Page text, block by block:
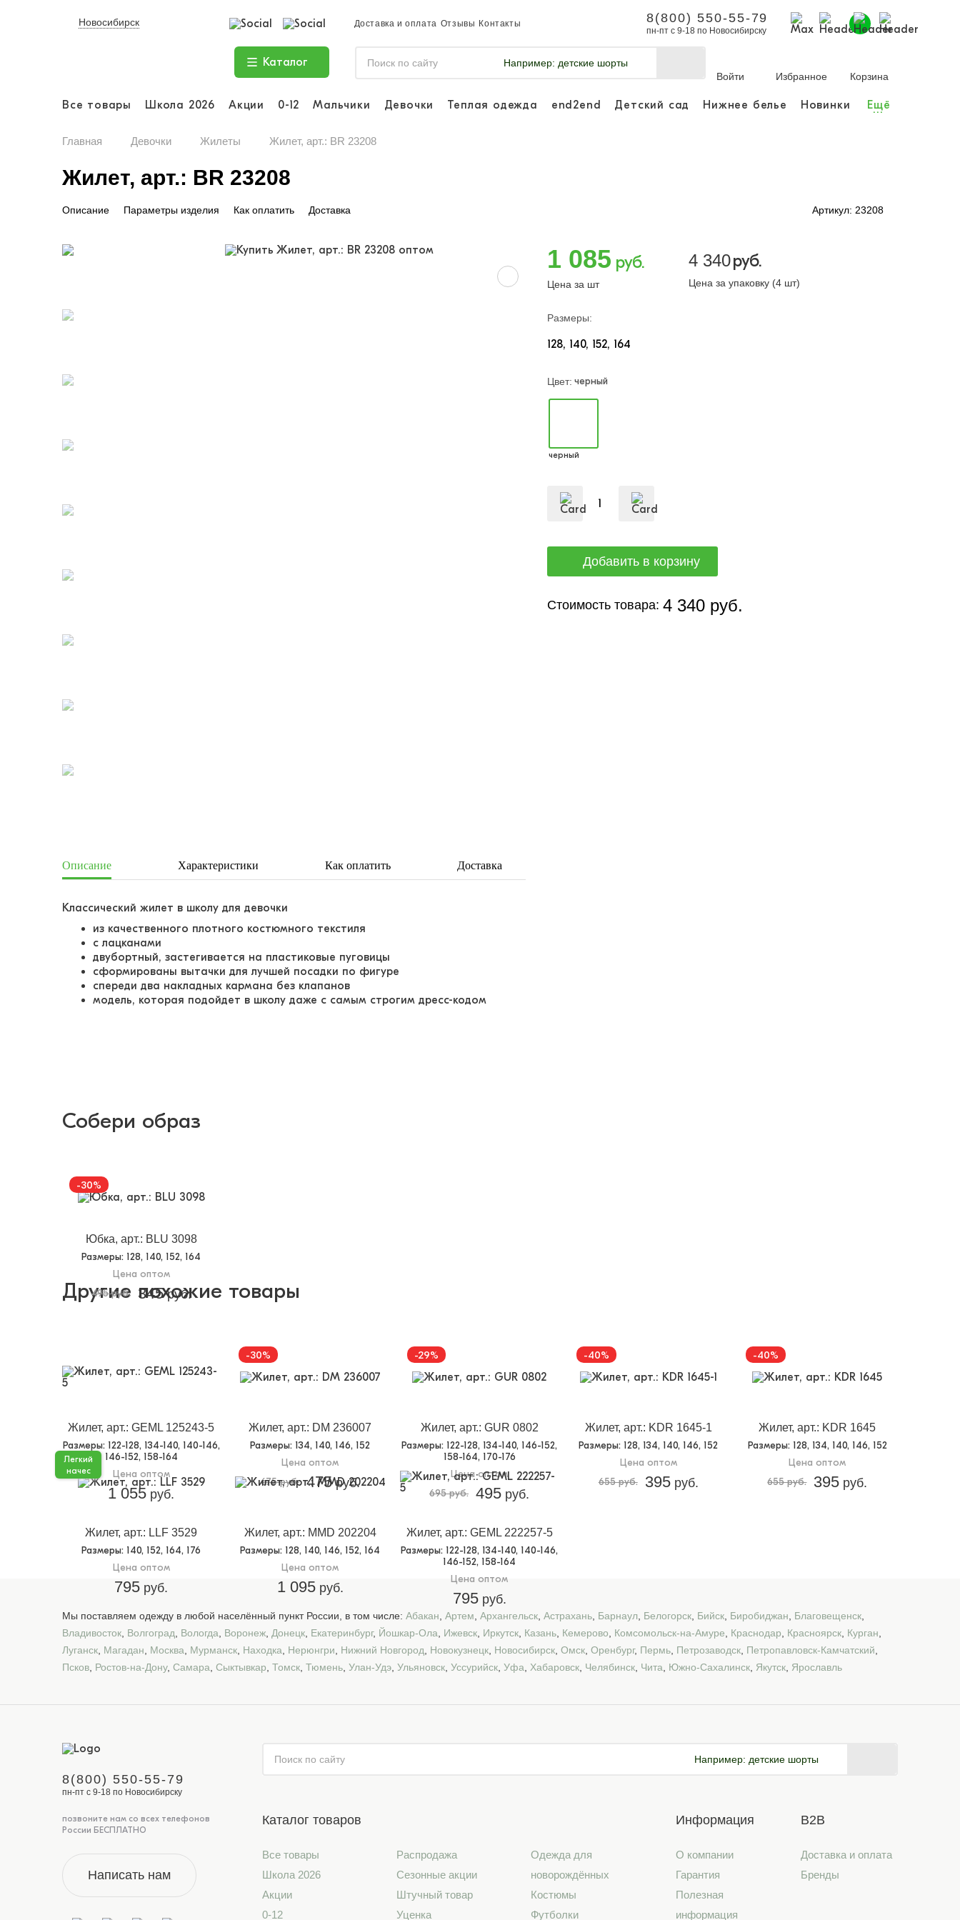
Новосибирск Доставка и оплата Отзывы Контакты 8(800) 550-55-79
пн-пт с 9-18 по Новосибирску
Каталог Например: детские шорты
Войти
Избранное Корзина
Все товары Школа 2026 Акции 0-12 Мальчики Девочки Теплая одежда end2end Детский сад Нижнее белье Новинки Ещё
...
Главная Девочки Жилеты Жилет, арт.: BR 23208
Жилет, арт.: BR 23208
Описание Параметры изделия Как оплатить Доставка Артикул: 23208
1 085 руб.
Цена за шт
4 340руб.
Цена за упаковку (4 шт)
Размеры:
128 140 152 164
Цвет: черный
черный
Стоимость товара: 4 340 руб.
Описание Характеристики Как оплатить Доставка
Классический жилет в школу для девочки
из качественного плотного костюмного текстиля
с лацканами
двубортный, застегивается на пластиковые пуговицы
сформированы вытачки для лучшей посадки по фигуре
спереди два накладных кармана без клапанов
модель, которая подойдет в школу даже с самым строгим дресс-кодом
Собери образ
-30%
Юбка, арт.: BLU 3098
Размеры: 128, 140, 152, 164
Цена оптом
495 руб.
345руб.
Другие похожие товары
Жилет, арт.: GEML 125243-5
Размеры: 122-128, 134-140, 140-146,
146-152, 158-164
Цена оптом
1 055 руб.
-30%
Жилет, арт.: DM 236007
Размеры: 134, 140, 146, 152
Цена оптом
675 руб. 475руб.
-29%
Жилет, арт.: GUR 0802
Размеры: 122-128, 134-140, 146-152,
158-164, 170-176
Цена оптом
695 руб. 495 руб.
-40%
Жилет, арт.: KDR 1645-1
Размеры: 128, 134, 140, 146, 152
Цена оптом
655 руб.
395руб.
-40%
Жилет, арт.: KDR 1645
Размеры: 128, 134, 140, 146, 152
Цена оптом
655 руб.
395 руб.
Легкий
начес
Жилет, арт.: LLF 3529
Размеры: 140, 152, 164, 176
Цена оптом
795 руб.
Жилет, арт.: MMD 202204
Размеры: 128, 140, 146, 152, 164
Цена оптом
1 095руб.
Жилет, арт.: GEML 222257-5
Размеры: 122-128, 134-140, 140-146,
146-152, 158-164
Цена оптом
795руб.
Мы поставляем одежду в любой населённый пункт России, в том числе: Абакан Артем Архангельск Астрахань Барнаул Белогорск Бийск Биробиджан Благовещенск
Владивосток Волгоград Вологда Воронеж Донецк Екатеринбург, Йошкар-Ола Ижевск Иркутск Казань Кемерово Комсомольск-на-Амуре Краснодар Красноярск Курган
Луганск Магадан Москва Мурманск Находка Нерюнгри Нижний Новгород Новокузнецк Новосибирск Омск Оренбург, Пермь Петрозаводск Петропавловск-Камчатский
Псков Ростов-на-Дону, Самара Сыктывкар Томск Тюмень Улан-Удэ Ульяновск Уссурийск Уфа Хабаровск Челябинск Чита Южно-Сахалинск Якутск Ярославль
8(800) 550-55-79
пн-пт с 9-18 по Новосибирску
позвоните нам со всех телефонов
России БЕСПЛАТНО
Написать нам
Например: детские шорты
Каталог товаров
Все товары
Школа 2026
Акции
0-12
Распродажа
Сезонные акции
Штучный товар
Уценка
Одежда для
новорождённых
Костюмы
Футболки
Информация
О компании
Гарантия
Полезная
информация
B2B
Доставка и оплата
Бренды